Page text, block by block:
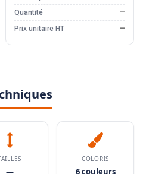
Quantité
—
Prix unitaire HT
—
—
COLORIS
6 couleurs